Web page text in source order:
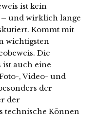
ist kein
und wirklich lange
Kommt mit
wichtigsten
Die
ist auch eine
, Video- und
der
der
technische Können